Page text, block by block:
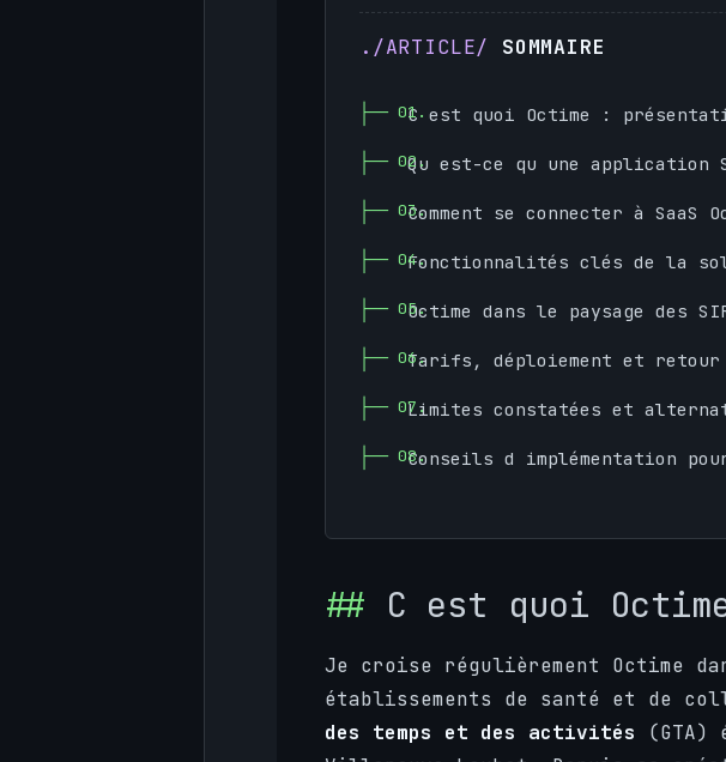
SOMMAIRE
C est quoi Octime :
Qu est-ce qu une application
Comment se connecter à SaaS
Fonctionnalités clés de la
Octime dans le paysage des
Tarifs, déploiement et
Limites constatées et
Conseils d implémentation
C est quoi
Je croise régulièrement Octime
établissements de santé et de
des temps et des activités